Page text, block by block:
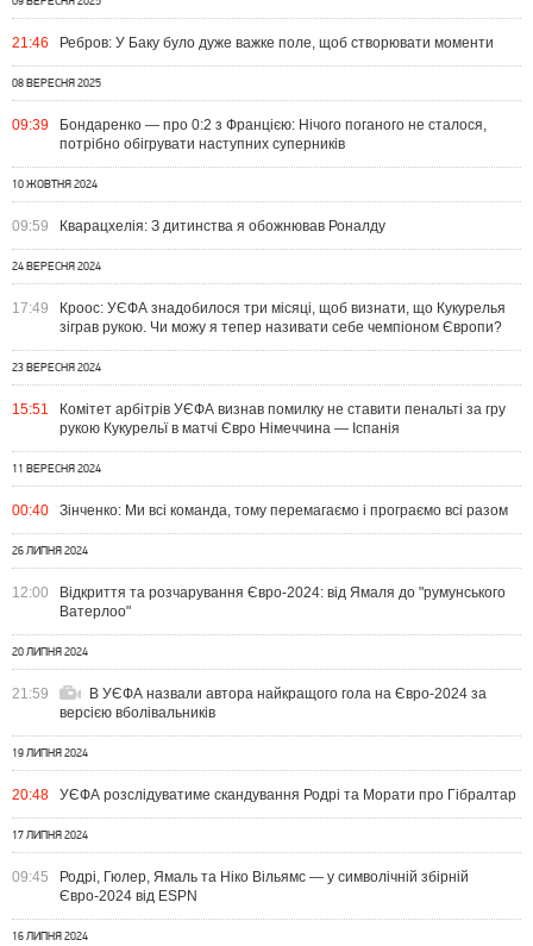
21:46 Ребров: У Баку було дуже важке поле, щоб створювати моменти
08 ВЕРЕСНЯ 2025
09:39
Бондаренко — про 0:2 з Францією: Нічого поганого не сталося,
потрібно обігрувати наступних суперників
10 ЖОВТНЯ 2024
09:59 Кварацхелія: З дитинства я обожнював Роналду
24 ВЕРЕСНЯ 2024
17:49
Кроос: УЄФА знадобилося три місяці, щоб визнати, що Кукурелья
зіграв рукою. Чи можу я тепер називати себе чемпіоном Європи?
23 ВЕРЕСНЯ 2024
15:51
Комітет арбітрів УЄФА визнав помилку не ставити пенальті за гру
рукою Кукурельї в матчі Євро Німеччина — Іспанія
11 ВЕРЕСНЯ 2024
00:40 Зінченко: Ми всі команда, тому перемагаємо і програємо всі разом
26 ЛИПНЯ 2024
12:00
Відкриття та розчарування Євро-2024: від Ямаля до "румунського
Ватерлоо"
20 ЛИПНЯ 2024
21:59
В УЄФА назвали автора найкращого гола на Євро-2024 за
версією вболівальників
19 ЛИПНЯ 2024
20:48 УЄФА розслідуватиме скандування Родрі та Морати про Гібралтар
17 ЛИПНЯ 2024
09:45
Родрі, Гюлер, Ямаль та Ніко Вільямс — у символічній збірній
Євро-2024 від ESPN
16 ЛИПНЯ 2024